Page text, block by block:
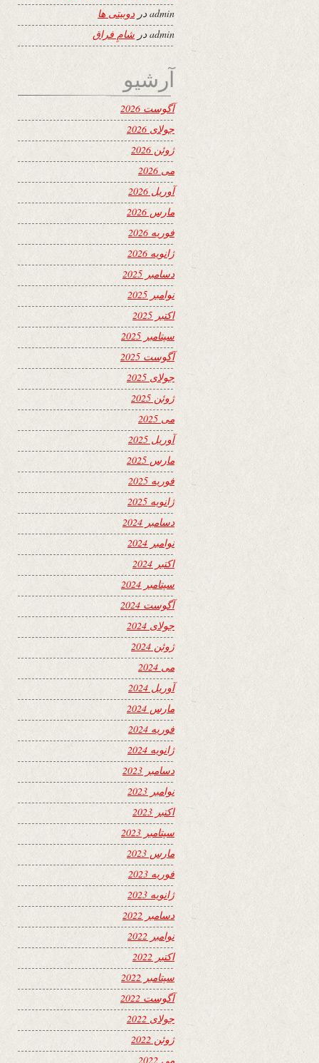
adminدردوبیتی ها
admin در شامِ فراق
آرشیو
آگوست 2026
جولای 2026
ژوئن 2026
می 2026
آوریل 2026
مارس 2026
فوریه 2026
ژانویه 2026
دسامبر 2025
نوامبر 2025
اکتبر 2025
سپتامبر 2025
آگوست 2025
جولای 2025
ژوئن 2025
می 2025
آوریل 2025
مارس 2025
فوریه 2025
ژانویه 2025
دسامبر 2024
نوامبر 2024
اکتبر 2024
سپتامبر 2024
آگوست 2024
جولای 2024
ژوئن 2024
می 2024
آوریل 2024
مارس 2024
فوریه 2024
ژانویه 2024
دسامبر 2023
نوامبر 2023
اکتبر 2023
سپتامبر 2023
مارس 2023
فوریه 2023
ژانویه 2023
دسامبر 2022
نوامبر 2022
اکتبر 2022
سپتامبر 2022
آگوست 2022
جولای 2022
ژوئن 2022
می 2022